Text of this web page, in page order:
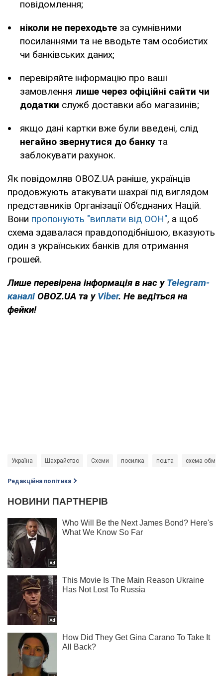
повідомлення;
ніколи не переходьте за сумнівними
посиланнями та не вводьте там особистих
чи банківських даних;
перевіряйте інформацію про ваші
замовлення лише через офіційні сайти чи
додатки служб доставки або магазинів;
якщо дані картки вже були введені, слід
негайно звернутися до банку та
заблокувати рахунок.
Як повідомляв OBOZ.UA раніше, українців
продовжують атакувати шахраї під виглядом
представників Організації Об’єднаних Націй.
Вони пропонують "виплати від ООН", а щоб
схема здавалася правдоподібнішою, вказують
один з українських банків для отримання
грошей.
Лише перевірена інформація в нас у Telegram-
каналі OBOZ.UA та у Viber. Не ведіться на
фейки!
Україна Шахрайство Схеми посилка пошта схема
Редакційна політика